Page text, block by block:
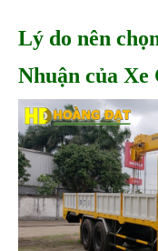
Lý do nên
Nhuận của